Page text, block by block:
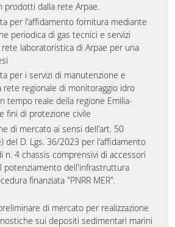
prodotti dalla rete Arpae.
per l'affidamento fornitura mediante
periodica di gas tecnici e servizi
laboratoristica di Arpae per una
per i servizi di manutenzione e
rete regionale di monitoraggio idro
tempo reale della regione Emilia-
fini di protezione civile
di mercato ai sensi dell'art. 50
del D. Lgs. 36/2023 per l'affidamento
n. 4 chassis comprensivi di accessori
potenziamento dell'infrastruttura
finanziata "PNRR MER".
di mercato per realizzazione
sui depositi sedimentari marini